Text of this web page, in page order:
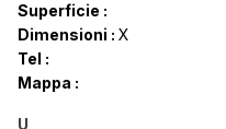
Superficie :
Dimensioni : X
Tel :
Mappa :
U